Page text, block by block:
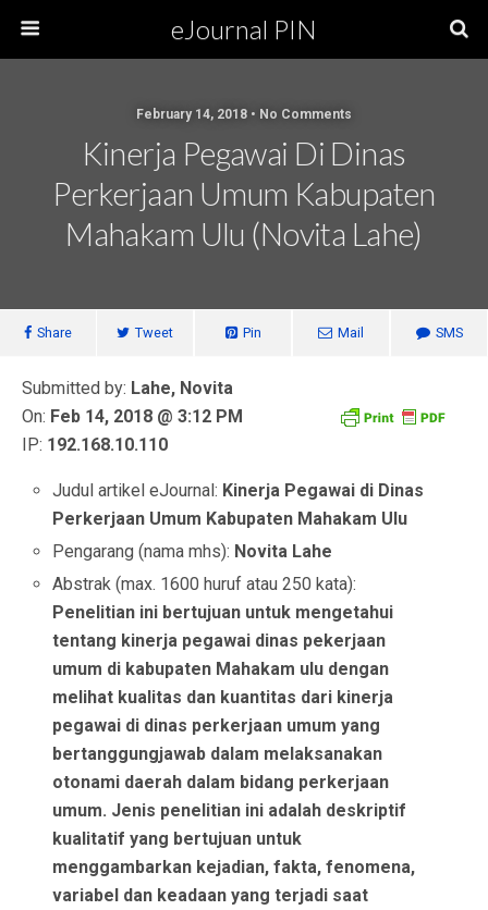
eJournal PIN
February 14, 2018 • No Comments
Kinerja Pegawai Di Dinas
Perkerjaan Umum Kabupaten
Mahakam Ulu (Novita Lahe)
Share Tweet Pin Mail SMS
Submitted by: Lahe, Novita
On: Feb 14, 2018 @ 3:12 PM
IP: 192.168.10.110
Judul artikel eJournal: Kinerja Pegawai di Dinas
Perkerjaan Umum Kabupaten Mahakam Ulu
Pengarang (nama mhs): Novita Lahe
Abstrak (max. 1600 huruf atau 250 kata):
Penelitian ini bertujuan untuk mengetahui
tentang kinerja pegawai dinas pekerjaan
umum di kabupaten Mahakam ulu dengan
melihat kualitas dan kuantitas dari kinerja
pegawai di dinas perkerjaan umum yang
bertanggungjawab dalam melaksanakan
otonami daerah dalam bidang perkerjaan
umum. Jenis penelitian ini adalah deskriptif
kualitatif yang bertujuan untuk
menggambarkan kejadian, fakta, fenomena,
variabel dan keadaan yang terjadi saat